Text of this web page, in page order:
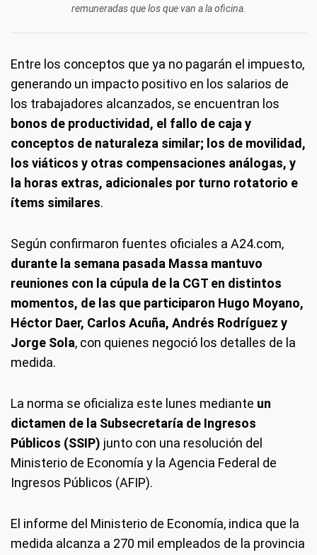
remuneradas que los que van a la oficina.
Entre los conceptos que ya no pagarán el impuesto,
generando un impacto positivo en los salarios de
los trabajadores alcanzados, se encuentran los
bonos de productividad, el fallo de caja y
conceptos de naturaleza similar; los de movilidad,
los viáticos y otras compensaciones análogas, y
la horas extras, adicionales por turno rotatorio e
ítems similares.
Según confirmaron fuentes oficiales a A24.com,
durante la semana pasada Massa mantuvo
reuniones con la cúpula de la CGT en distintos
momentos, de las que participaron Hugo Moyano,
Héctor Daer, Carlos Acuña, Andrés Rodríguez y
Jorge Sola, con quienes negoció los detalles de la
medida.
La norma se oficializa este lunes mediante un
dictamen de la Subsecretaría de Ingresos
Públicos (SSIP) junto con una resolución del
Ministerio de Economía y la Agencia Federal de
Ingresos Públicos (AFIP).
El informe del Ministerio de Economía, indica que la
medida alcanza a 270 mil empleados de la provincia